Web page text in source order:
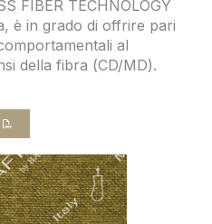
FIBER TECHNOLOGY
è in grado di offrire pari
al
della fibra (CD/MD).